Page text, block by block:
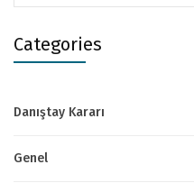
Categories
Danıştay Kararı
Genel